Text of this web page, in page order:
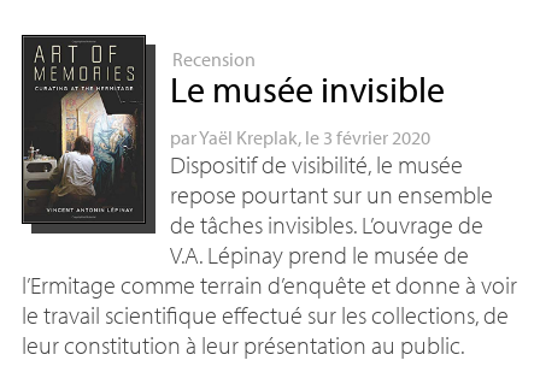
Recension
Le musée invisible
parYaël Kreplak, le 3 février 2020
Dispositif de visibilité, le musée
repose pourtant sur un ensemble
de tâches invisibles. L’ouvrage de
V.A.Lépinay prend le musée de
l’Ermitage comme terrain d’enquête et donne à voir
le travail scientifique effectué sur les collections, de
leur constitution à leur présentation au public.